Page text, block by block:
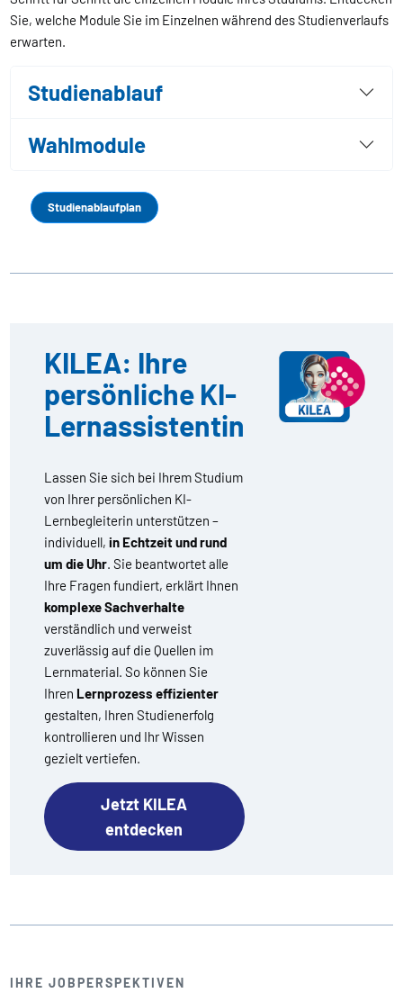
Sie, welche Module Sie im Einzelnen während des Studienverlaufs
erwarten.
Studienablauf
Wahlmodule
Studienablaufplan
KILEA: Ihre
persönliche KI-
Lernassistentin
Lassen Sie sich bei Ihrem Studium
von Ihrer persönlichen KI-
Lernbegleiterin unterstützen –
individuell, in Echtzeit und rund
um die Uhr. Sie beantwortet alle
Ihre Fragen fundiert, erklärt Ihnen
komplexe Sachverhalte
verständlich und verweist
zuverlässig auf die Quellen im
Lernmaterial. So können Sie
Ihren Lernprozess effizienter
gestalten, Ihren Studienerfolg
kontrollieren und Ihr Wissen
gezielt vertiefen.
Jetzt KILEA
entdecken
IHRE JOBPERSPEKTIVEN